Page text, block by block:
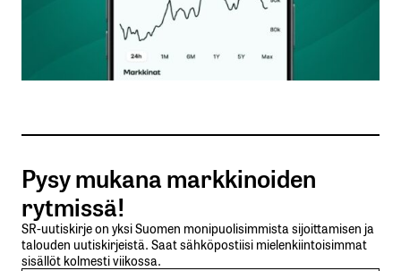
Nimesi tai nimimerkkisi
Sähköpostiosoitteesi
Tilaa SalkunRakentajan uutiskirje
Lähetä kommentti
Pysy mukana markkinoiden
rytmissä!
SR-uutiskirje on yksi Suomen monipuolisimmista sijoittamisen ja
talouden uutiskirjeistä. Saat sähköpostiisi mielenkiintoisimmat
sisällöt kolmesti viikossa.